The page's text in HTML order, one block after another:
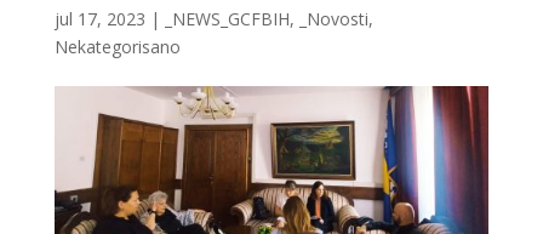
jul 17, 2023 | _NEWS_GCFBIH, _Novosti,
Nekategorisano